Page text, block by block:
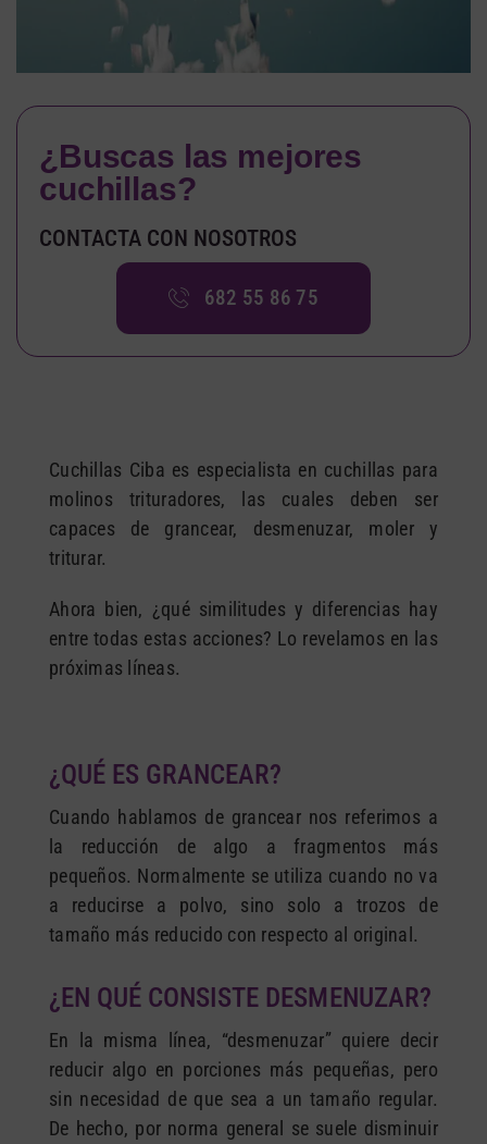
¿Buscas las mejores
cuchillas?
CONTACTA CON NOSOTROS
682 55 86 75
Cuchillas Ciba es especialista en cuchillas para
molinos trituradores, las cuales deben ser
capaces de grancear, desmenuzar, moler y
triturar.
Ahora bien, ¿qué similitudes y diferencias hay
entre todas estas acciones? Lo revelamos en las
próximas líneas.
¿QUÉ ES GRANCEAR?
Cuando hablamos de grancear nos referimos a
la reducción de algo a fragmentos más
pequeños. Normalmente se utiliza cuando no va
a reducirse a polvo, sino solo a trozos de
tamaño más reducido con respecto al original.
¿EN QUÉ CONSISTE DESMENUZAR?
En la misma línea, “desmenuzar” quiere decir
reducir algo en porciones más pequeñas, pero
sin necesidad de que sea a un tamaño regular.
De hecho, por norma general se suele disminuir